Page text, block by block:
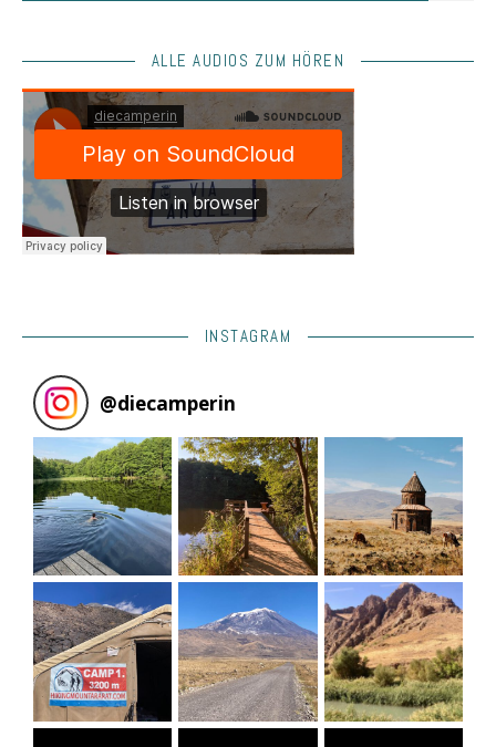
ALLE AUDIOS ZUM HÖREN
INSTAGRAM
@diecamperin